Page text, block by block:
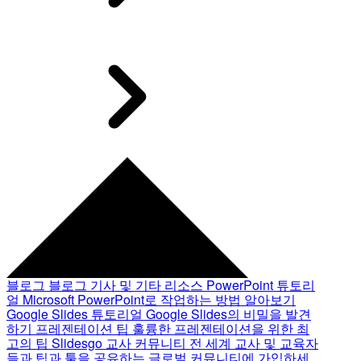
블로그 블로그 기사 및 기타 리소스 PowerPoint 튜토리
얼 Microsoft PowerPoint로 작업하는 방법 알아보기
Google Slides 튜토리얼 Google Slides의 비밀을 발견
하기 프레젠테이션 팁 훌륭한 프레젠테이션을 위한 최
고의 팁 Slidesgo 교사 커뮤니티 전 세계 교사 및 교육자